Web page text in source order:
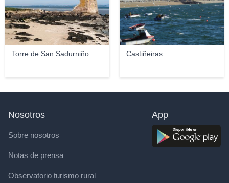
Torre de San Sadurniño Castiñeiras
Nosotros
Sobre nosotros
Notas de prensa
Observatorio turismo rural
App